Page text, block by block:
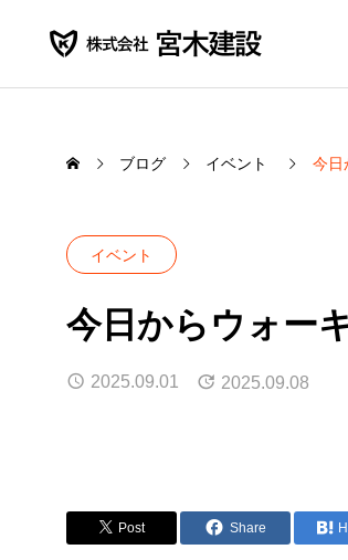
SERVICE
ブログ イベント 今日
イベント
今日からウォー
2025.09.01 2025.09.08
Post Share